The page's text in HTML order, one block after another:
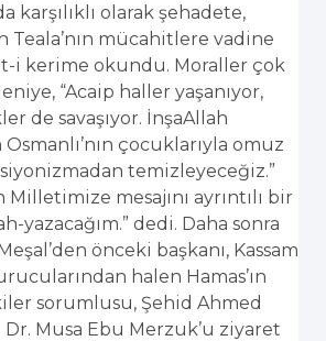
karşılıklı olarak şehadete,
Teala’nın mücahitlere vadine
i kerime okundu. Moraller çok
“Acaip haller yaşanıyor,
de savaşıyor. İnşaAllah
çocuklarıyla omuz
temizleyeceğiz.”
mesajını ayrıntılı bir
yazacağım.” dedi. Daha sonra
önceki başkanı, Kassam
halen Hamas’ın
sorumlusu, Şehid Ahmed
Dr. Musa Ebu Merzuk’u ziyaret